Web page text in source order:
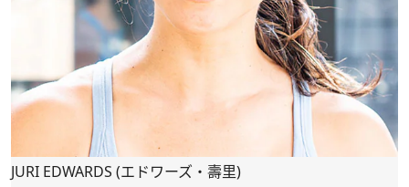
JURI EDWARDS (エドワーズ・壽里)